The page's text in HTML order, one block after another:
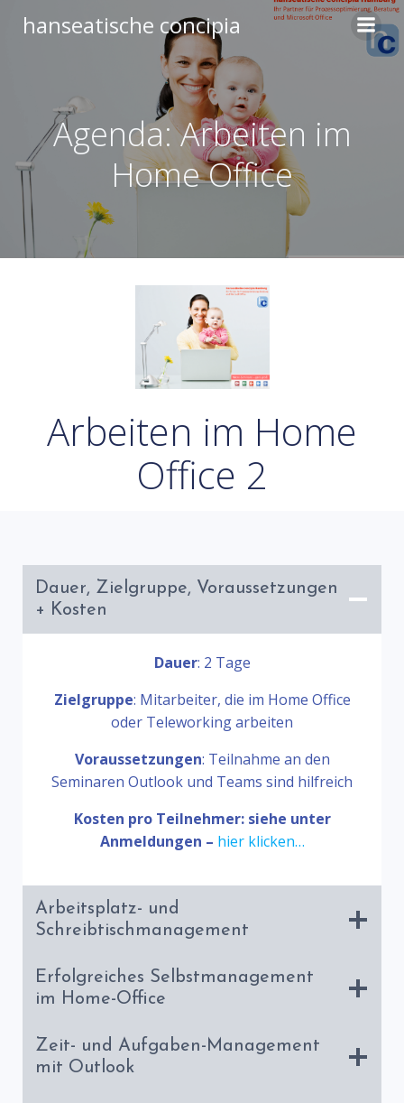
Inhalt
springen
hanseatische concipia
Agenda: Arbeiten im
Home Office
Arbeiten im Home
Office 2
Dauer, Zielgruppe, Voraussetzungen
+ Kosten
Dauer: 2 Tage
Zielgruppe: Mitarbeiter, die im Home Office
oder Teleworking arbeiten
Voraussetzungen: Teilnahme an den
Seminaren Outlook und Teams sind hilfreich
Kosten pro Teilnehmer:siehe unter
Anmeldungen – hier klicken…
Arbeitsplatz- und
Schreibtischmanagement
Erfolgreiches Selbstmanagement
im Home-Office
Zeit- und Aufgaben-Management
mit Outlook